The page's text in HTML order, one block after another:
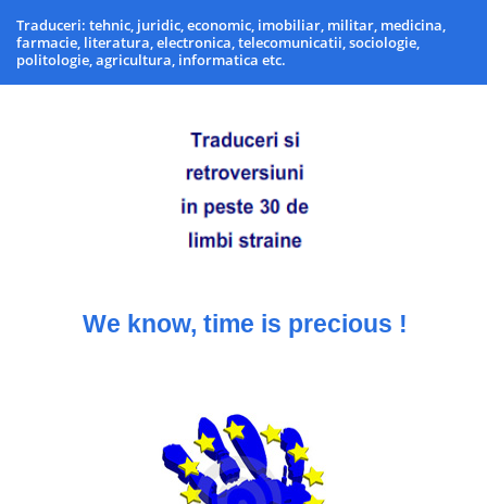
Traduceri: tehnic, juridic, economic, imobiliar, militar, medicina,
farmacie, literatura, electronica, telecomunicatii, sociologie,
politologie, agricultura, informatica etc.
We know, time is precious !